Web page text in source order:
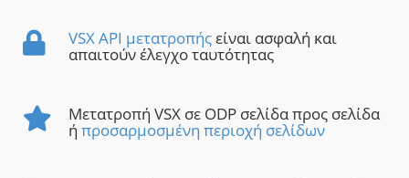
VSX API μετατροπήςείναι ασφαλή και
απαιτούν έλεγχο ταυτότητας
Μετατροπή VSX σε ODP σελίδα προς σελίδα
ή προσαρμοσμένη περιοχή σελίδων